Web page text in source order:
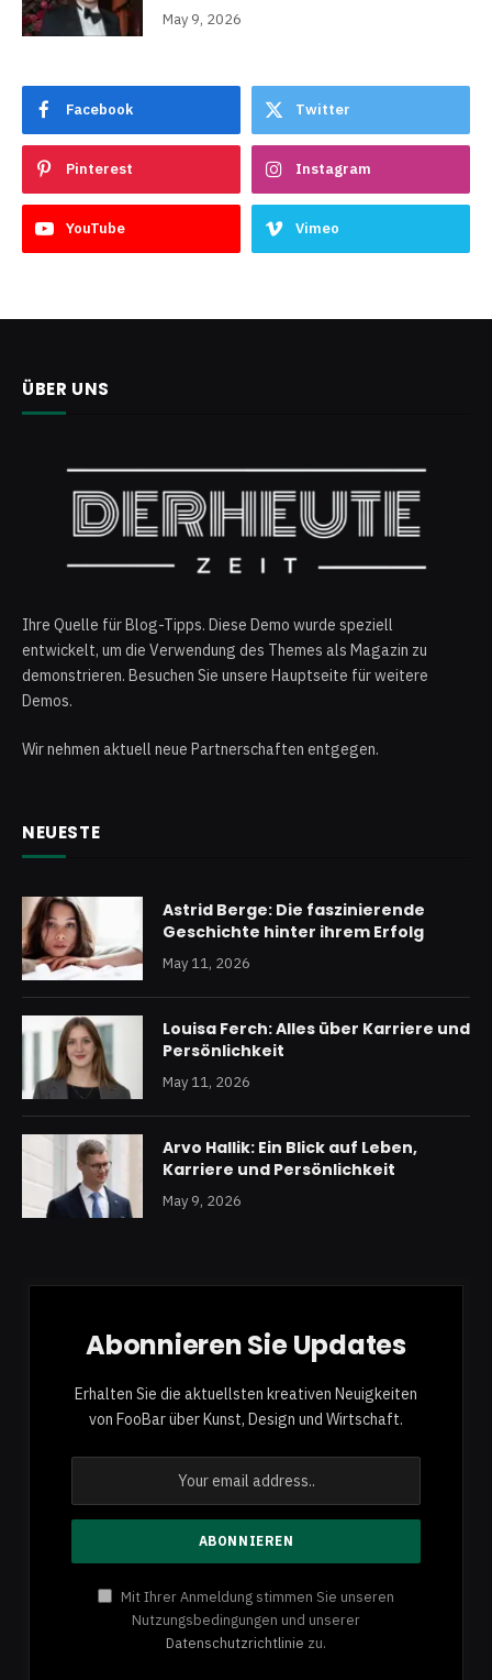
May 9, 2026
Facebook Twitter
Pinterest Instagram
YouTube Vimeo
ÜBER UNS
Ihre Quelle für Blog-Tipps. Diese Demo wurde speziell
entwickelt, um die Verwendung des Themes als Magazin zu
demonstrieren. Besuchen Sie unsere Hauptseite für weitere
Demos.
Wir nehmen aktuell neue Partnerschaften entgegen.
NEUESTE
Astrid Berge: Die faszinierende
Geschichte hinter ihrem Erfolg
May 11, 2026
Louisa Ferch: Alles über Karriere und
Persönlichkeit
May 11, 2026
Arvo Hallik: Ein Blick auf Leben,
Karriere und Persönlichkeit
May 9, 2026
Abonnieren Sie Updates
Erhalten Sie die aktuellsten kreativen Neuigkeiten
von FooBar über Kunst, Design und Wirtschaft.
Mit Ihrer Anmeldung stimmen Sie unseren
Nutzungsbedingungen und unserer
Datenschutzrichtlinie zu.